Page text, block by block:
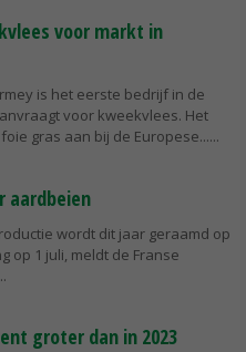
voor markt in
is het eerste bedrijf in de
voor kweekvlees. Het
gras aan bij de Europese...
aardbeien
wordt dit jaar geraamd op
op 1 juli, meldt de Franse
groter dan in 2023